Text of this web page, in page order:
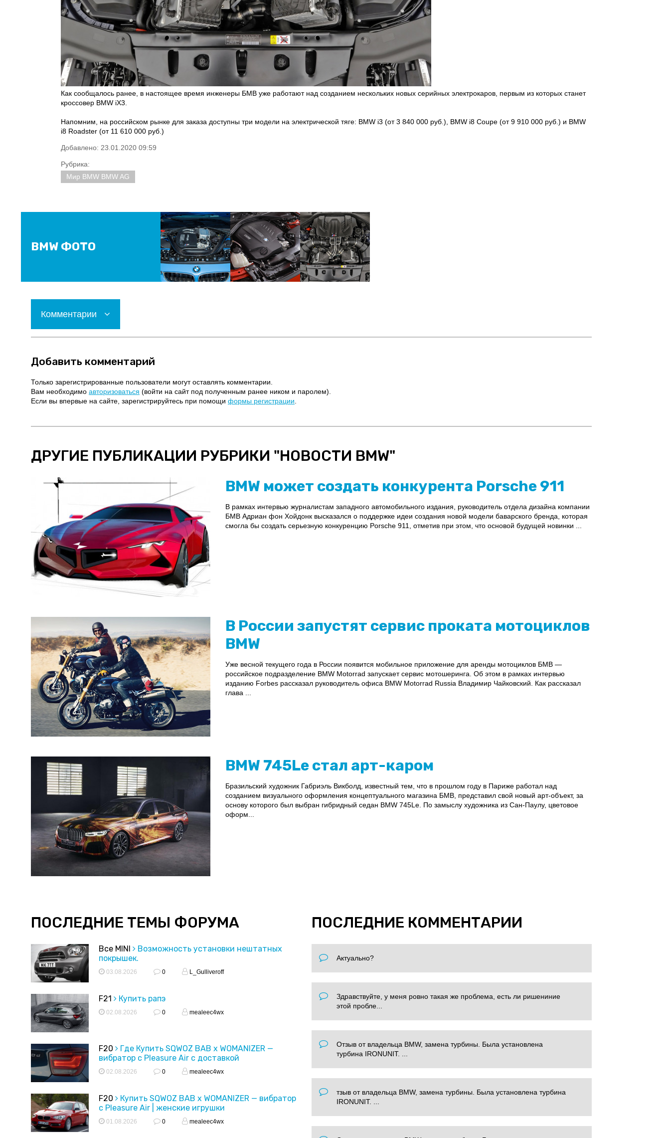
Как сообщалось ранее, в настоящее время инженеры БМВ уже работают над созданием нескольких новых серийных электрокаров, первым из которых станет
кроссовер BMW iX3.
Напомним, на российском рынке для заказа доступны три модели на электрической тяге: BMW i3 (от 3 840 000 руб.), BMW i8 Coupe (от 9 910 000 руб.) и BMW
i8 Roadster (от 11 610 000 руб.)
Добавлено: 23.01.2020 09:59
Рубрика:
Мир BMW BMW AG
BMW ФОТО
Комментарии
Добавить комментарий
Только зарегистрированные пользователи могут оставлять комментарии.
Вам необходимо авторизоваться (войти на сайт под полученным ранее ником и паролем).
Если вы впервые на сайте, зарегистрируйтесь при помощи формы регистрации
ДРУГИЕ ПУБЛИКАЦИИ РУБРИКИ "НОВОСТИ BMW"
BMW может создать конкурента Porsche 911
В рамках интервью журналистам западного автомобильного издания, руководитель отдела дизайна компании
БМВ Адриан фон Хойдонк высказался о поддержке идеи создания новой модели баварского бренда, которая
смогла бы создать серьезную конкуренцию Porsche 911, отметив при этом, что основой будущей новинки ...
В России запустят сервис проката мотоциклов
BMW
Уже весной текущего года в России появится мобильное приложение для аренды мотоциклов БМВ —
российское подразделение BMW Motorrad запускает сервис мотошеринга. Об этом в рамках интервью
изданию Forbes рассказал руководитель офиса BMW Motorrad Russia Владимир Чайковский. Как рассказал
глава ...
BMW 745Le стал арт-каром
Бразильский художник Габриэль Викболд, известный тем, что в прошлом году в Париже работал над
созданием визуального оформления концептуального магазина БМВ, представил свой новый арт-объект, за
основу которого был выбран гибридный седан BMW 745Le. По замыслу художника из Сан-Паулу, цветовое
оформ...
ПОСЛЕДНИЕ ТЕМЫ ФОРУМА
Все MINI
Возможность установки нештатных
покрышек.
03.08.2026 0 L_Gulliveroff
F21 Купить рапэ
02.08.2026 0 mealeec4wx
F20
Где Купить SQWOZ BAB x WOMANIZER —
вибратор с Pleasure Air с доставкой
02.08.2026 0 mealeec4wx
F20
Купить SQWOZ BAB x WOMANIZER — вибратор
с Pleasure Air | женские игрушки
01.08.2026 0 mealeec4wx
ПОСЛЕДНИЕ КОММЕНТАРИИ
Актуально?
Здравствуйте, у меня ровно такая же проблема, есть ли ришениние
этой пробле...
Отзыв от владельца BMW, замена турбины. Была установлена
турбина IRONUNIT. ...
тзыв от владельца BMW, замена турбины. Была установлена турбина
IRONUNIT. ...